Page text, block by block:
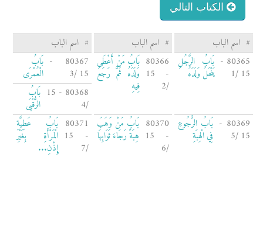
الكتاب التالي
# اسم الباب # اسم الباب # اسم الباب
80365 -
15 /1
بَابُ الرَّجُلِ
يَنْحَلُ وَلَدَهُ
80366
- 15
/2
بَابُ مَنْ أَعْطَى
وَلَدَهُ ثُمَّ رَجَعَ
فِيهِ
80367 -
15 /3
بَابُ
الْعُمْرَى
80368 - 15
/4
بَابُ
الرُّقْبَى
80369 -
15 /5
بَابُ الرُّجُوعِ
فِي الْهِبَةِ
80370
- 15
/6
بَابُ مَنْ وَهَبَ
هِبَةً رَجَاءَ ثَوَابِهَا
80371
- 15
/7
بَابُ عَطِيَّةِ
الْمَرْأَةِ بِغَيْرِ
إِذْنِ...